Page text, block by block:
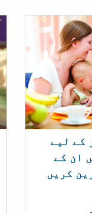
کے لیے
ان کے
کریں